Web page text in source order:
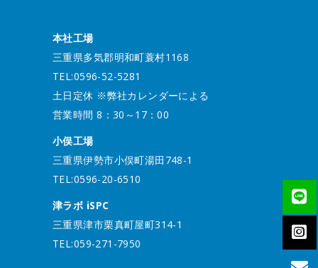
本社工場
三重県多気郡明和町蓑村1168
TEL:0596-52-5281
土日定休 ※弊社カレンダーによる
営業時間 8：30～17：00
小俣工場
三重県伊勢市小俣町湯田748-1
TEL:0596-20-6510
津ラボ iSPC
三重県津市栗真町屋町314-1
TEL:059-271-7950